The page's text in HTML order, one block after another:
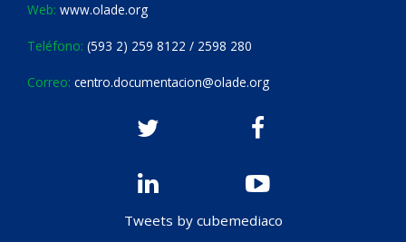
Web: www.olade.org
Teléfono: (593 2) 259 8122 / 2598 280
Correo: centro.documentacion@olade.org
Tweets by cubemediaco